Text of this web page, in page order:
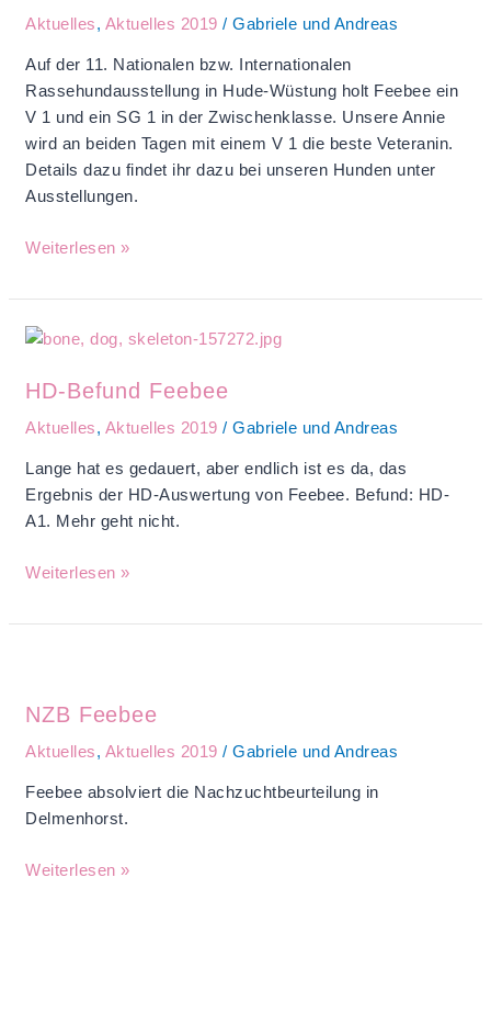
Aktuelles, Aktuelles 2019 /Gabriele und Andreas
Auf der 11. Nationalen bzw. Internationalen
Rassehundausstellung in Hude-Wüstung holt Feebee ein
V 1 und ein SG 1 in der Zwischenklasse. Unsere Annie
wird an beiden Tagen mit einem V 1 die beste Veteranin.
Details dazu findet ihr dazu bei unseren Hunden unter
Ausstellungen.
Weiterlesen »
HD-Befund Feebee
Aktuelles, Aktuelles 2019 /Gabriele und Andreas
Lange hat es gedauert, aber endlich ist es da, das
Ergebnis der HD-Auswertung von Feebee. Befund: HD-
A1. Mehr geht nicht.
HD-
Feebee
Weiterlesen »
NZB Feebee
Aktuelles, Aktuelles 2019 /Gabriele und Andreas
Feebee absolviert die Nachzuchtbeurteilung in
Delmenhorst.
Weiterlesen »